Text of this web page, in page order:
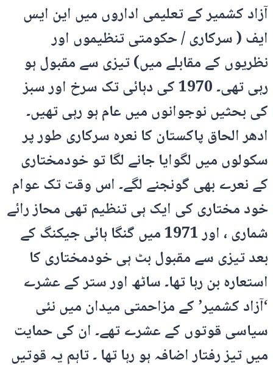
آزاد کشمیر کے تعلیمی اداروں میں این ایس
ایف ( سرکاری / حکومتی تنظیموں اور
نظریوں کے مقابلے میں) تیزی سے مقبول ہو
رہی تھی۔ 1970 کی دہائی تک سرخ اور سبز
کی بحثیں نوجوانوں میں عام ہو رہی تھیں۔
ادھر الحاق پاکستان کا نعرہ سرکاری طور پر
سکولوں میں لگوایا جانے لگا تو خودمختاری
کے نعرے بھی گونجنے لگے۔ اس وقت تک عوام
خود مختاری کی ایک ہی تنظیم تھی محاز رائے
شماری ، اور 1971 میں گنگا ہائی جیکنگ کے
بعد تیزی سے مقبول بٹ ہی خودمختاری کا
استعارہ بن رہا تھا۔ ساٹھ اور ستر کے عشرے
‘آزاد کشمیر’ کے مزاحمتی میدان میں نئی
سیاسی قوتوں کے عشرے تھے۔ ان کی حمایت
میں تیز رفتار اضافہ ہو رہا تھا ۔ تاہم یہ قوتیں